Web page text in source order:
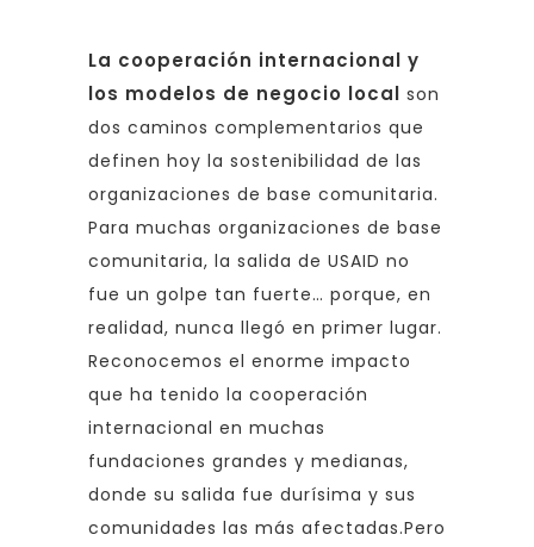
La cooperación internacional y
los modelos de negocio local son
dos caminos complementarios que
definen hoy la sostenibilidad de las
organizaciones de base comunitaria.
Para muchas organizaciones de base
comunitaria, la salida de USAID no
fue un golpe tan fuerte… porque, en
realidad, nunca llegó en primer lugar.
Reconocemos el enorme impacto
que ha tenido la cooperación
internacional en muchas
fundaciones grandes y medianas,
donde su salida fue durísima y sus
comunidades las más afectadas.Pero